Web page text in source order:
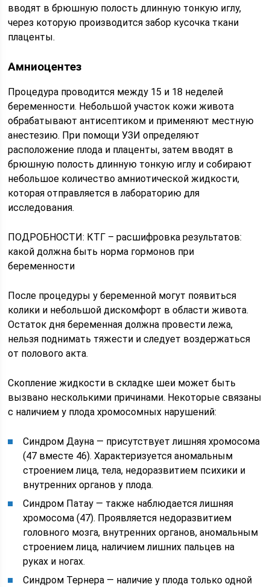
вводят в брюшную полость длинную тонкую иглу,
через которую производится забор кусочка ткани
плаценты.
Амниоцентез
Процедура проводится между 15 и 18 неделей
беременности. Небольшой участок кожи живота
обрабатывают антисептиком и применяют местную
анестезию. При помощи УЗИ определяют
расположение плода и плаценты, затем вводят в
брюшную полость длинную тонкую иглу и собирают
небольшое количество амниотической жидкости,
которая отправляется в лабораторию для
исследования.
ПОДРОБНОСТИ: КТГ – расшифровка результатов:
какой должна быть норма гормонов при
беременности
После процедуры у беременной могут появиться
колики и небольшой дискомфорт в области живота.
Остаток дня беременная должна провести лежа,
нельзя поднимать тяжести и следует воздержаться
от полового акта.
Скопление жидкости в складке шеи может быть
вызвано несколькими причинами. Некоторые связаны
с наличием у плода хромосомных нарушений:
Синдром Дауна — присутствует лишняя хромосома
(47 вместе 46). Характеризуется аномальным
строением лица, тела, недоразвитием психики и
внутренних органов у плода.
Синдром Патау — также наблюдается лишняя
хромосома (47). Проявляется недоразвитием
головного мозга, внутренних органов, аномальным
строением лица, наличием лишних пальцев на
руках и ногах.
Синдром Тернера — наличие у плода только одной